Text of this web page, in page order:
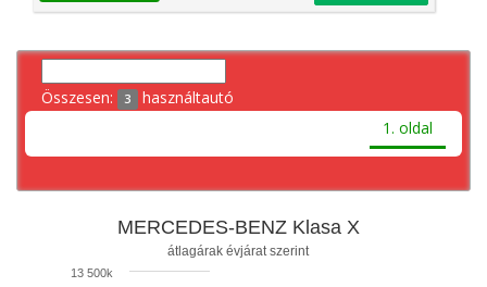
Összesen: 3 használtautó
1. oldal
MERCEDES-BENZ Klasa X
átlagárak évjárat szerint
13 500k